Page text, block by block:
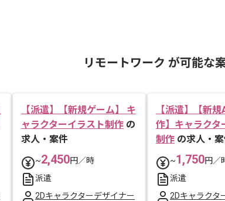
リモートワーク が可能な
【派遣】【新規ゲーム】 キ
ャラクターイラスト制作 の
求人・案件
~2,450円／時
派遣
2Dキャラクターデザイナー
【派遣】【新
作】キャラクタ
制作 の求人・
~1,750円／
派遣
2Dキャラクタ